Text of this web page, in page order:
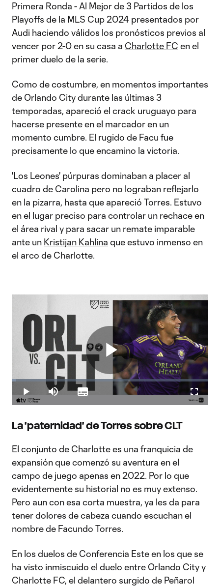
Primera Ronda - Al Mejor de 3 Partidos de los
Playoffs de la MLS Cup 2024 presentados por
Audi haciendo válidos los pronósticos previos al
vencer por 2-0 en su casa a Charlotte FC en el
primer duelo de la serie.
Como de costumbre, en momentos importantes
de Orlando City durante las últimas 3
temporadas, apareció el crack uruguayo para
hacerse presente en el marcador en un
momento cumbre. El rugido de Facu fue
precisamente lo que encamino la victoria.
'Los Leones' púrpuras dominaban a placer al
cuadro de Carolina pero no lograban reflejarlo
en la pizarra, hasta que apareció Torres. Estuvo
en el lugar preciso para controlar un rechace en
el área rival y para sacar un remate imparable
ante un Kristijan Kahlina que estuvo inmenso en
el arco de Charlotte.
Play
Video
Play Mute
Loaded
2.36%
Subtitles
La 'paternidad' de Torres sobre CLT
El conjunto de Charlotte es una franquicia de
expansión que comenzó su aventura en el
campo de juego apenas en 2022. Por lo que
evidentemente su historial no es muy extenso.
Pero aun con esa corta muestra, ya les da para
tener dolores de cabeza cuando escuchan el
nombre de Facundo Torres.
En los duelos de Conferencia Este en los que se
ha visto inmiscuido el duelo entre Orlando City y
Charlotte FC, el delantero surgido de Peñarol